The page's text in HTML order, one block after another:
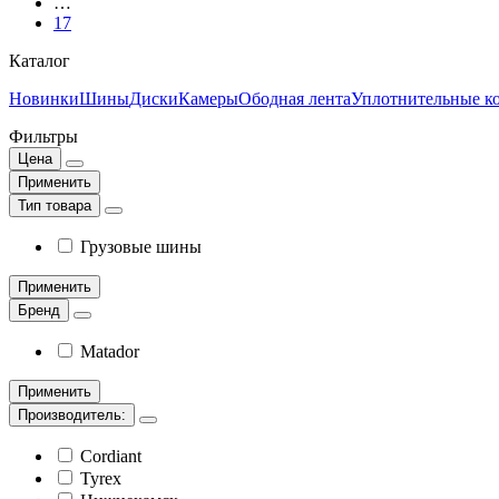
17
Каталог
НовинкиШиныДискиКамерыОбодная лентаУплотнительные
Фильтры
Цена
Применить
Тип товара
Грузовые шины
Применить
Бренд
Matador
Применить
Производитель:
Cordiant
Tyrex